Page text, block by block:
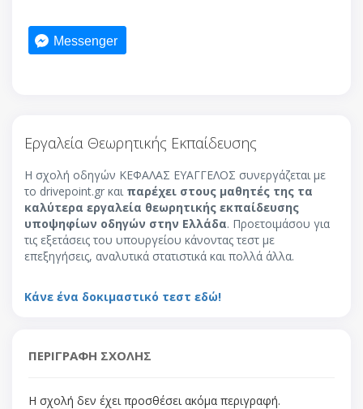
Messenger
Εργαλεία Θεωρητικής Εκπαίδευσης
Η σχολή οδηγών ΚΕΦΑΛΑΣ ΕΥΑΓΓΕΛΟΣ συνεργάζεται με
το drivepoint.gr και παρέχει στους μαθητές της τα
καλύτερα εργαλεία θεωρητικής εκπαίδευσης
υποψηφίων οδηγών στην Ελλάδα. Προετοιμάσου για
τις εξετάσεις του υπουργείου κάνοντας τεστ με
επεξηγήσεις, αναλυτικά στατιστικά και πολλά άλλα.
Κάνε ένα δοκιμαστικό τεστ εδώ!
ΠΕΡΙΓΡΑΦΗ ΣΧΟΛΗΣ
Η σχολή δεν έχει προσθέσει ακόμα περιγραφή.